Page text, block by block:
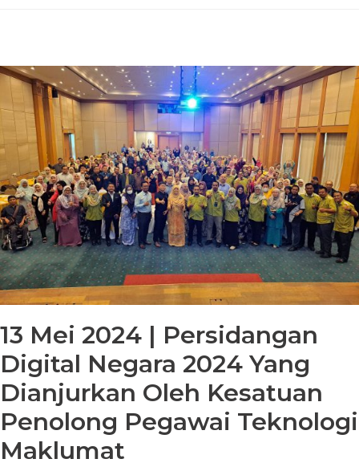
13 Mei 2024 | Persidangan
Digital Negara 2024 Yang
Dianjurkan Oleh Kesatuan
Penolong Pegawai Teknologi
Maklumat